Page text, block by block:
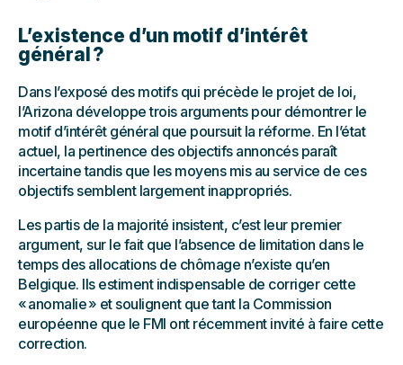
L’existence d’un motif d’intérêt
général ?
Dans l’exposé des motifs qui précède le projet de loi,
l’Arizona développe trois arguments pour démontrer le
motif d’intérêt général que poursuit la réforme. En l’état
actuel, la pertinence des objectifs annoncés paraît
incertaine tandis que les moyens mis au service de ces
objectifs semblent largement inappropriés.
Les partis de la majorité insistent, c’est leur premier
argument, sur le fait que l’absence de limitation dans le
temps des allocations de chômage n’existe qu’en
Belgique. Ils estiment indispensable de corriger cette
« anomalie » et soulignent que tant la Commission
européenne que le FMI ont récemment invité à faire cette
correction.